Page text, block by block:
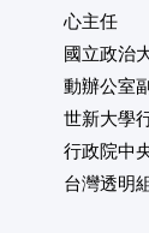
心主任
國立政治
動辦公室
世新大學
行政院中
台灣透明